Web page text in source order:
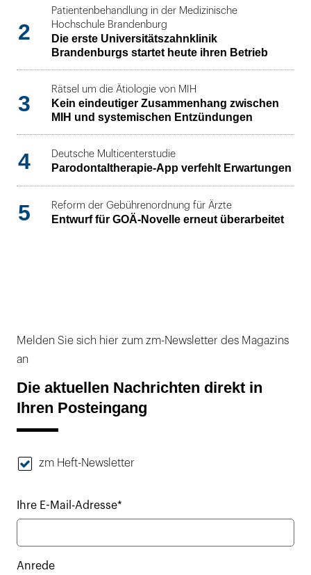
2
Patientenbehandlung in der Medizinische
Hochschule Brandenburg
Die erste Universitätszahnklinik
Brandenburgs startet heute ihren Betrieb
3
Rätsel um die Ätiologie von MIH
Kein eindeutiger Zusammenhang zwischen
MIH und systemischen Entzündungen
4 Deutsche Multicenterstudie
Parodontaltherapie-App verfehlt Erwartungen
5 Reform der Gebührenordnung für Ärzte
Entwurf für GOÄ-Novelle erneut überarbeitet
Melden Sie sich hier zum zm-Newsletter des Magazins
an
Die aktuellen Nachrichten direkt in
Ihren Posteingang
zm Heft-Newsletter
Ihre E-Mail-Adresse*
Anrede